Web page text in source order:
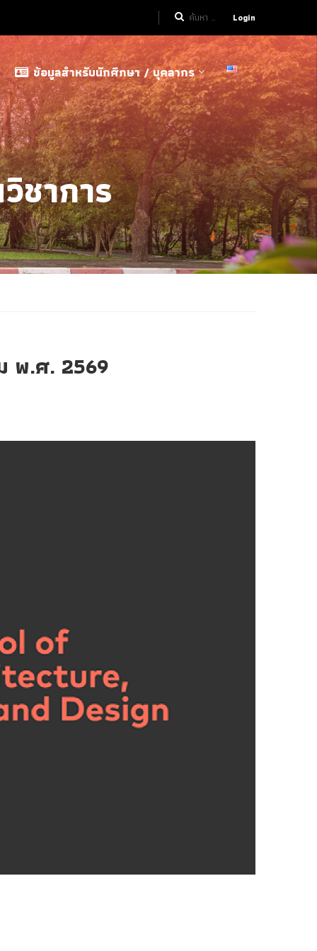
Login
ข้อมูลสำหรับนักศึกษา / บุคลากร
ชาการ
พ.ศ. 2569